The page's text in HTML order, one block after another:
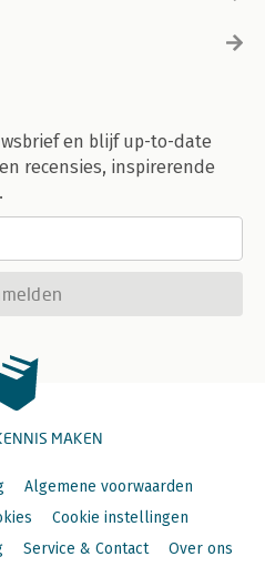
en blijf up-to-date
recensies, inspirerende
MAKEN
Algemene voorwaarden
Cookie instellingen
Service & Contact Over ons